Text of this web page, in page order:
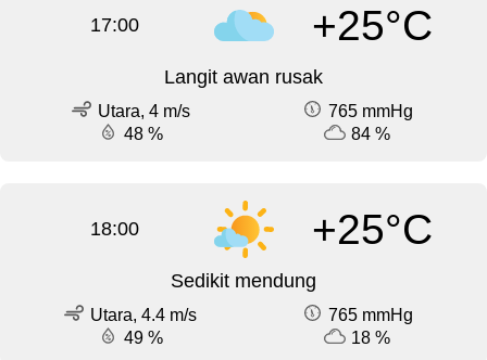
17:00 +25°C
Langit awan rusak
Utara, 4 m/s
765 mmHg
48 %
84 %
18:00 +25°C
Sedikit mendung
Utara, 4.4 m/s
765 mmHg
49 %
18 %